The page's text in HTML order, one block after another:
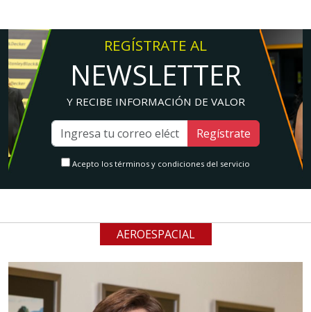
REGÍSTRATE AL
NEWSLETTER
Y RECIBE INFORMACIÓN DE VALOR
Regístrate
Acepto los términos y condiciones del servicio
AEROESPACIAL